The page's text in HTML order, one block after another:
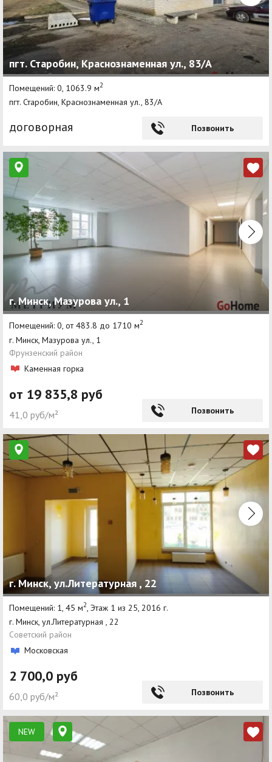
пгт. Старобин, Краснознаменная ул., 83/А
Помещений: 0, 1063.9 м2
пгт. Старобин, Краснознаменная ул., 83/А
договорная Позвонить
г. Минск, Мазурова ул., 1
Помещений: 0, от 483.8 до 1710 м2
г. Минск, Мазурова ул., 1
Фрунзенский район
Каменная горка
от 19 835,8 руб
41,0 руб/м² Позвонить
г. Минск, ул.Литературная , 22
Помещений: 1, 45 м2 , Этаж 1 из 25, 2016 г.
г. Минск, ул.Литературная , 22
Советский район
Московская
2 700,0 руб
60,0 руб/м² Позвонить
NEW